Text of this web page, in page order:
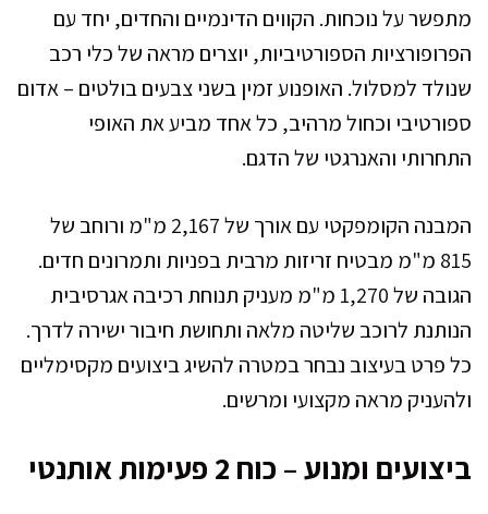
מתפשר על נוכחות. הקווים הדינמיים והחדים, יחד עם
הפרופורציות הספורטיביות, יוצרים מראה של כלי רכב
שנולד למסלול. האופנוע זמין בשני צבעים בולטים – אדום
ספורטיבי וכחול מרהיב, כל אחד מביע את האופי
התחרותי והאנרגטי של הדגם.
המבנה הקומפקטי עם אורך של 2,167 מ"מ ורוחב של
815 מ"מ מבטיח זריזות מרבית בפניות ותמרונים חדים.
הגובה של 1,270 מ"מ מעניק תנוחת רכיבה אגרסיבית
הנותנת לרוכב שליטה מלאה ותחושת חיבור ישירה לדרך.
כל פרט בעיצוב נבחר במטרה להשיג ביצועים מקסימליים
ולהעניק מראה מקצועי ומרשים.
ביצועים ומנוע – כוח 2 פעימות אותנטי